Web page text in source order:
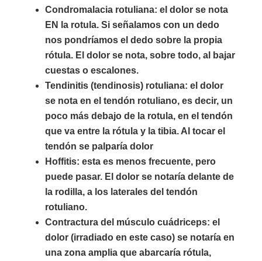
Condromalacia rotuliana: el dolor se nota
EN la rotula. Si señalamos con un dedo
nos pondríamos el dedo sobre la propia
rótula. El dolor se nota, sobre todo, al bajar
cuestas o escalones.
Tendinitis (tendinosis) rotuliana: el dolor
se nota en el tendón rotuliano, es decir, un
poco más debajo de la rotula, en el tendón
que va entre la rótula y la tibia. Al tocar el
tendón se palparía dolor
Hoffitis: esta es menos frecuente, pero
puede pasar. El dolor se notaría delante de
la rodilla, a los laterales del tendón
rotuliano.
Contractura del músculo cuádriceps: el
dolor (irradiado en este caso) se notaría en
una zona amplia que abarcaría rótula,